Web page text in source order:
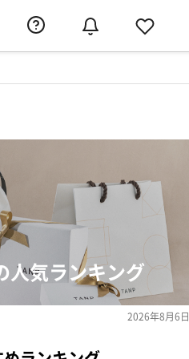
人気ランキング
2026年8月6日